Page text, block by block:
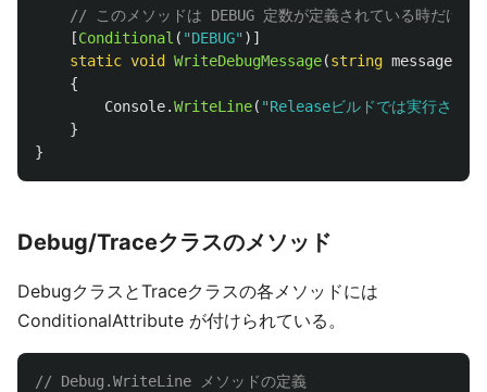
// このメソッドは DEBUG 定数が定義されている時だけ実
[Conditional ( "DEBUG" )]
static void WriteDebugMessage(string message
{
Console.WriteLine( "Releaseビルドでは実行され
}
}
Debug/Traceクラスのメソッド
DebugクラスとTraceクラスの各メソッドには
ConditionalAttribute が付けられている。
// Debug.WriteLine メソッドの定義